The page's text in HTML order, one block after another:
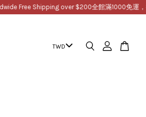
Shipping over $200全館滿1000免運，提供超